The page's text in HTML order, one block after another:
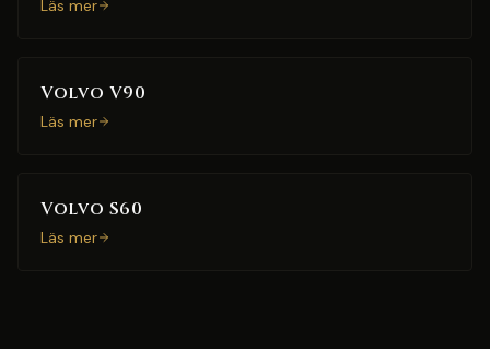
Läs mer
Volvo V90
Läs mer
Volvo S60
Läs mer